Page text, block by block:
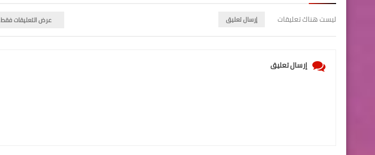
ليست هناك تعليقات إرسال تعليق عرض التعليقات فقط
إرسال تعليق